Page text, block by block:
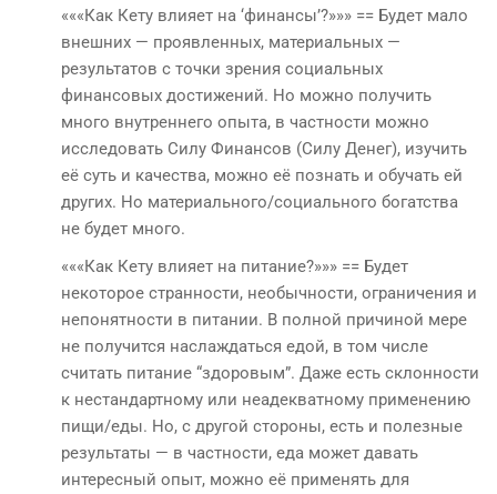
«««Как Кету влияет на ‘финансы’?»»» == Будет мало
внешних — проявленных, материальных —
результатов с точки зрения социальных
финансовых достижений. Но можно получить
много внутреннего опыта, в частности можно
исследовать Силу Финансов (Силу Денег), изучить
её суть и качества, можно её познать и обучать ей
других. Но материального/социального богатства
не будет много.
«««Как Кету влияет на питание?»»» == Будет
некоторое странности, необычности, ограничения и
непонятности в питании. В полной причиной мере
не получится наслаждаться едой, в том числе
считать питание “здоровым”. Даже есть склонности
к нестандартному или неадекватному применению
пищи/еды. Но, с другой стороны, есть и полезные
результаты — в частности, еда может давать
интересный опыт, можно её применять для